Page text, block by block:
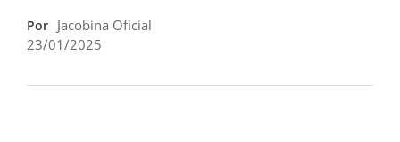
Por Jacobina Oficial
23/01/2025